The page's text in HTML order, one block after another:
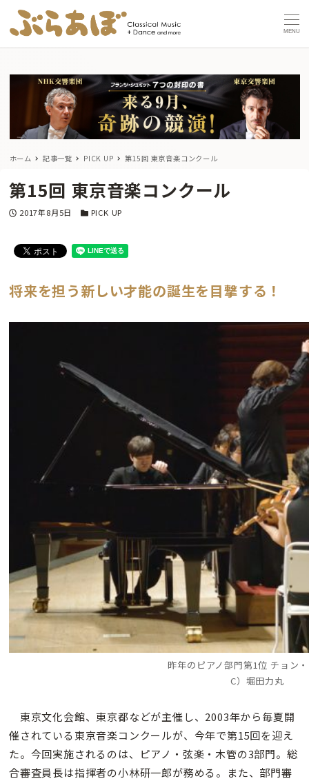
MENU
ホーム 記事一覧 PICK UP 第15回 東京音楽コンクール
第15回 東京音楽コンクール
投稿日
2017年8月5日 カテゴリー
PICK UP
将来を担う新しい才能の誕生を目撃する！
昨年のピアノ部門第1位 チョン
C）堀田力丸
東京文化会館、東京都などが主催し、2003年から毎夏開
催されている東京音楽コンクールが、今年で第15回を迎え
た。今回実施されるのは、ピアノ・弦楽・木管の3部門。総
合審査員長は指揮者の小林研一郎が務める。また、部門審